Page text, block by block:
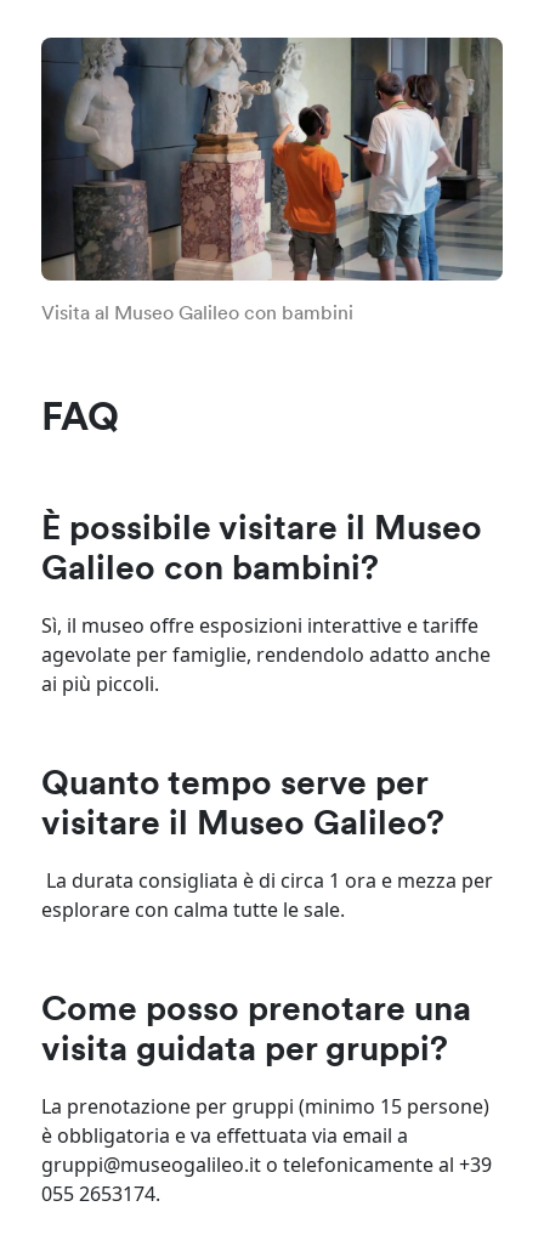
Visita al Museo Galileo con bambini
FAQ
È possibile visitare il Museo
Galileo con bambini?
Sì, il museo offre esposizioni interattive e tariffe
agevolate per famiglie, rendendolo adatto anche
ai più piccoli.
Quanto tempo serve per
visitare il Museo Galileo?
La durata consigliata è di circa 1 ora e mezza per
esplorare con calma tutte le sale.
Come posso prenotare una
visita guidata per gruppi?
La prenotazione per gruppi (minimo 15 persone)
è obbligatoria e va effettuata via email a
gruppi@museogalileo.it o telefonicamente al +39
055 2653174.